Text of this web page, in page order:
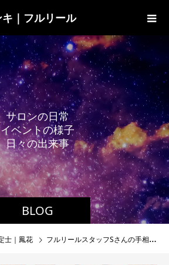
｜フルリール
BLOG
サロンの日常
イベン トの様子
日々の出来事
士｜鳳花 フルリールスタッフSさんの手相｜鳳花の手相占い